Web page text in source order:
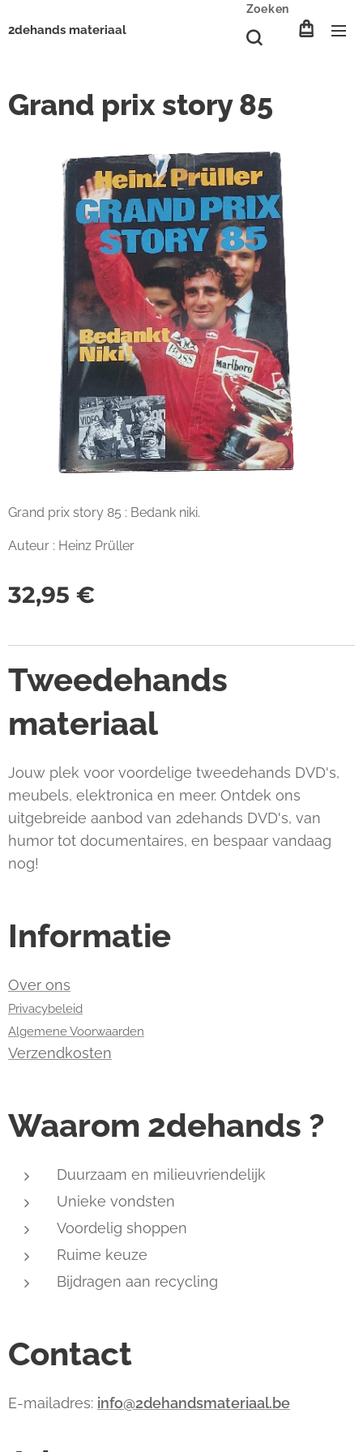
2dehands materiaal
Zoeken
Grand prix story 85
Grand prix story 85 : Bedank niki.
Auteur : Heinz Prüller
32,95 €
Tweedehands
materiaal
Jouw plek voor voordelige tweedehands DVD's,
meubels, elektronica en meer. Ontdek ons
uitgebreide aanbod van 2dehands DVD's, van
humor tot documentaires, en bespaar vandaag
nog!
Informatie
Over ons
Privacybeleid
Algemene Voorwaarden
Verzendkosten
Waarom 2dehands ?
Duurzaam en milieuvriendelijk
Unieke vondsten
Voordelig shoppen
Ruime keuze
Bijdragen aan recycling
Contact
E-mailadres: info@2dehandsmateriaal.be